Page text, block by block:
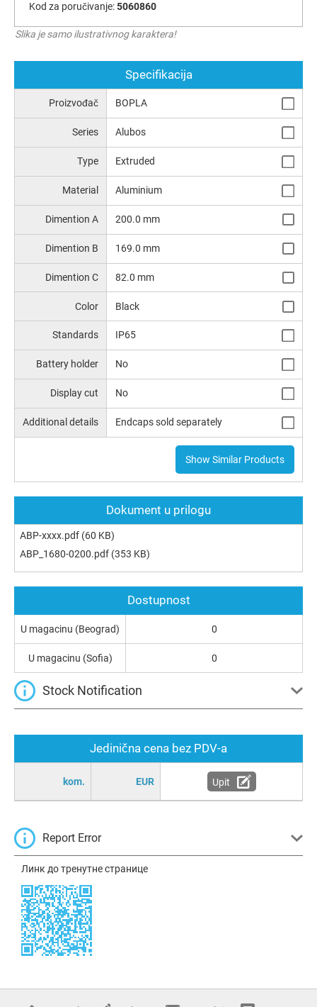
Kod za poručivanje:5060860
Slika je samo ilustrativnog karaktera!
Specifikacija
Proizvođač BOPLA
Series Alubos
Type Extruded
Material Aluminium
Dimention A 200.0 mm
Dimention B 169.0 mm
Dimention C 82.0 mm
Color Black
Standards IP65
Battery holder No
Display cut No
Additional details Endcaps sold separately
Show Similar Products
Dokument u prilogu
ABP-xxxx.pdf (60 KB)
ABP_1680-0200.pdf (353 KB)
Jedinična cena bez PDV-a
kom. EUR Upit
Report Error
Линк до тренутне странице
Dostupnost
U magacinu (Beograd) 0
U magacinu (Sofia) 0
Stock Notification